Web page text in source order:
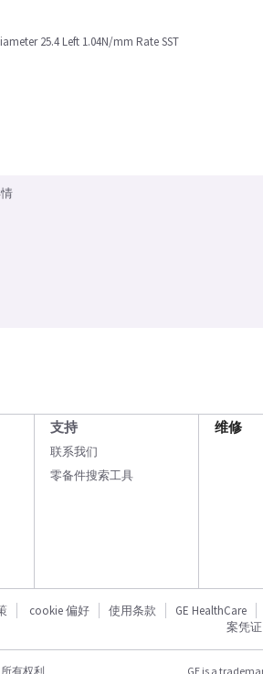
25.4 Left 1.04N/mm Rate SST
支持
联系我们
零备件搜索工具
维修
cookie 偏好 使用条款 GE HealthCare
案凭证
所有权利 GE is a